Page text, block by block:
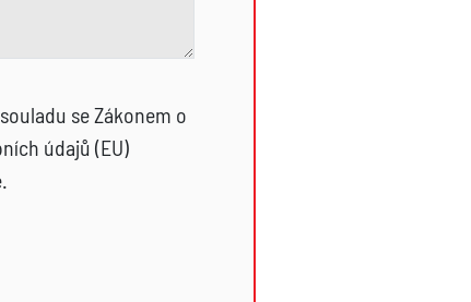
se Zákonem o
údajů (EU)